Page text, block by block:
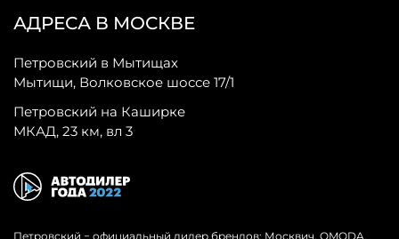
АДРЕСА В МОСКВЕ
Петровский в Мытищах
Мытищи, Волковское шоссе 17/1
Петровский на Каширке
МКАД, 23 км, вл 3
Петровский − официальный дилер брендов: Москвич, OMODA,